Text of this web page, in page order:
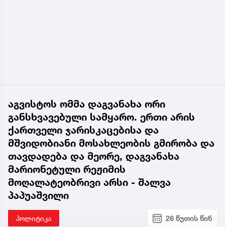
აგვისტოს ომმა დაგვანახა ორი
განსხვავებული სამყარო. ერთი არის
ქართველი ჯარისკაცებისა და
მშვიდობიანი მოსახლეობის გმირობა და
თავდადება და მეორე, დაგვანახა
მარიონეტული რეჟიმის
მოღალატეობრივი არსი - შალვა
პაპუაშვილი
პოლიტიკა 26 წუთის წინ